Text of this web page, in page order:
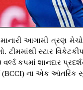
આગામી ત્રણ
ટીમમાંથી સ્ટાર
કપમાં શાનદાર
(BCCI) ના એક